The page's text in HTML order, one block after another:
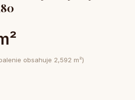
obsahuje 2,592 m²)